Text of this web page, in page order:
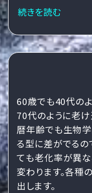
続きを読む
60歳でも40代の
70代のように老け
暦年齢でも生物
る型に差がでるの
ても老化率が異
変わります。各種
出します。